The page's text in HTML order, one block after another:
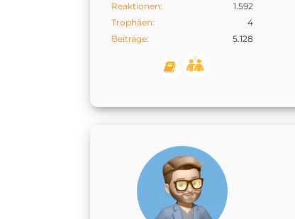
Reaktionen
1.592
Trophäen
4
Beiträge
5.128